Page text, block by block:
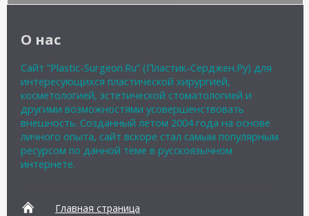
О нас
Сайт “Plastic-Surgeon.Ru” (Пластик-Серджен.Ру) для
интересующихся пластической хирургией,
косметологией, эстетической стоматологией и
другими возможностями усовершенствовать
внешность. Созданный летом 2004 года на основе
личного опыта, сайт вскоре стал самым популярным
ресурсом по данной теме в русскоязычном
интернете.
Главная страница